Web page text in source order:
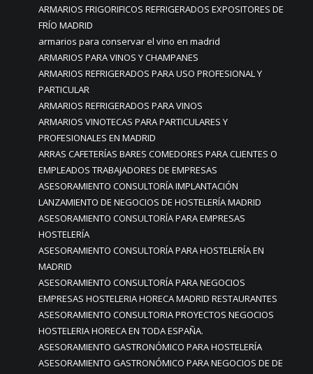
ARMARIOS FRIGORIFICOS REFRIGERADOS EXPOSITORES DE
FRÍO MADRID
armarios para conservar el vino en madrid
ARMARIOS PARA VINOS Y CHAMPANES
ARMARIOS REFRIGERADOS PARA USO PROFESIONAL Y
PARTICULAR
ARMARIOS REFRIGERADOS PARA VINOS
ARMARIOS VINOTECAS PARA PARTICULARES Y
PROFESIONALES EN MADRID
ARRAS CAFETERÍAS BARES COMEDORES PARA CLIENTES O
EMPLEADOS TRABAJADORES DE EMPRESAS
ASESORAMIENTO CONSULTORÍA IMPLANTACIÓN
LANZAMIENTO DE NEGOCIOS DE HOSTELERÍA MADRID
ASESORAMIENTO CONSULTORÍA PARA EMPRESAS
HOSTELERÍA
ASESORAMIENTO CONSULTORÍA PARA HOSTELERÍA EN
MADRID
ASESORAMIENTO CONSULTORÍA PARA NEGOCIOS
EMPRESAS HOSTELERIA HORECA MADRID RESTAURANTES
ASESORAMIENTO CONSULTORIA PROYECTOS NEGOCIOS
HOSTELERIA HORECA EN TODA ESPAÑA.
ASESORAMIENTO GASTRONÓMICO PARA HOSTELERÍA
ASESORAMIENTO GASTRONÓMICO PARA NEGOCIOS DE DE